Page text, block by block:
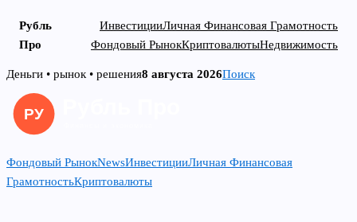
Рубль
Про
ИнвестицииЛичная Финансовая Грамотность
Фондовый РынокКриптовалютыНедвижимость
Skip
content
Деньги • рынок • решения8 августа 2026Поиск
Фондовый РынокNewsИнвестицииЛичная Финансовая
ГрамотностьКриптовалюты